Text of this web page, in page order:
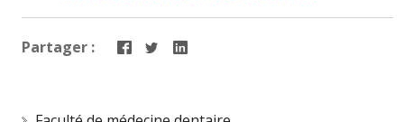
Partager :